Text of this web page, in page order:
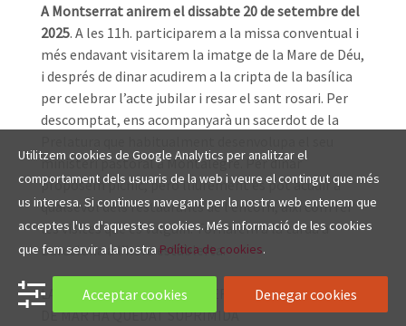
A Montserrat anirem el dissabte 20 de setembre del
2025. A les 11h. participarem a la missa conventual i
més endavant visitarem la imatge de la Mare de Déu,
i després de dinar acudirem a la cripta de la basílica
per celebrar l’acte jubilar i resar el sant rosari. Per
descomptat, ens acompanyarà un sacerdot de la
ministeri pastoral a Montalegre. Per dinar
proposem pícnic, però lliurement es pot acudir a
qualsevol dels restaurants de l’entorn, així com fer
les visites que es vulguin. Tornarem a la tarda a
Barcelona a l’hora establerta.
LA PEREGRINACIÓ A LA MISERICORDIA DE CANET
DE MAR HA QUEDAT SUPRIMIDA
Utilitzem cookies de Google Analytics per analitzar el
comportament dels usuaris de la web i veure el contingut que més
us interesa. Si continues navegant per la nostra web entenem que
acceptes l'us d'aquestes cookies. Més informació de les cookies
que fem servir a la nostra Política de cookies.
Acceptar cookies Denegar cookies